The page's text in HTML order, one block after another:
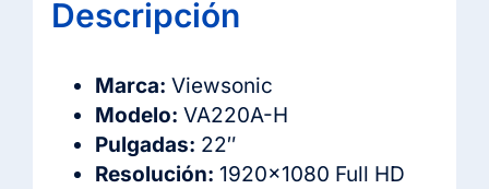
Descripción
Marca: Viewsonic
Modelo: VA220A-H
Pulgadas: 22″
Resolución: 1920×1080 Full HD